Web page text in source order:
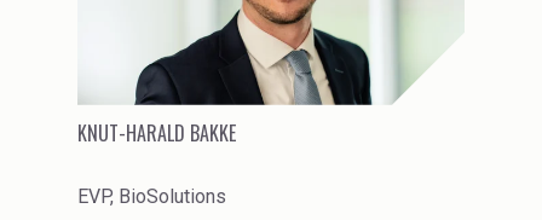
KNUT-HARALD BAKKE
EVP, BioSolutions